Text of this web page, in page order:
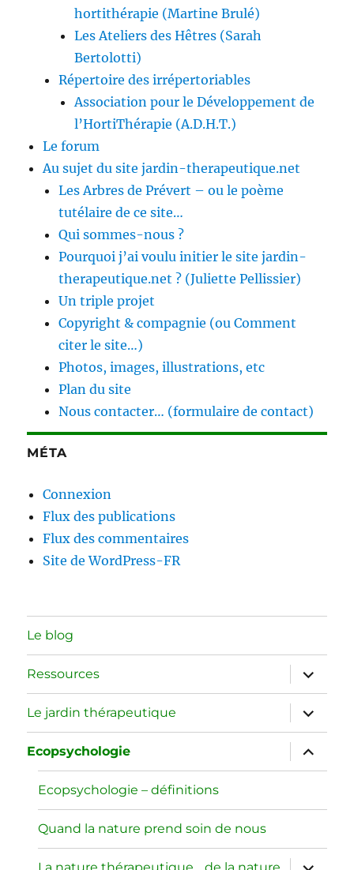
hortithérapie (Martine Brulé)
Les Ateliers des Hêtres (Sarah
Bertolotti)
Répertoire des irrépertoriables
Association pour le Développement de
l’HortiThérapie (A.D.H.T.)
Le forum
Au sujet du site jardin-therapeutique.net
Les Arbres de Prévert – ou le poème
tutélaire de ce site…
Qui sommes-nous ?
Pourquoi j’ai voulu initier le site jardin-
therapeutique.net ? (Juliette Pellissier)
Un triple projet
Copyright & compagnie (ou Comment
citer le site…)
Photos, images, illustrations, etc
Plan du site
Nous contacter… (formulaire de contact)
MÉTA
Connexion
Flux des publications
Flux des commentaires
Site de WordPress-FR
Le blog
Ressources
ouvrir
le
sous-
menu
Le jardin thérapeutique
ouvrir
le
sous-
menu
Ecopsychologie
ouvrir
le
sous-
Ecopsychologie – définitions
Quand la nature prend soin de nous
ouvrir